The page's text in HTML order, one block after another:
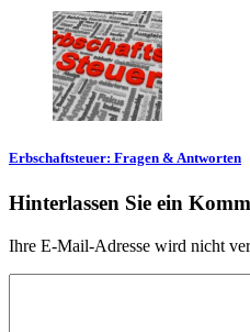
Erbschaftsteuer: Fragen & Antworten
Hinterlassen Sie ein
Ihre E-Mail-Adresse wird nicht